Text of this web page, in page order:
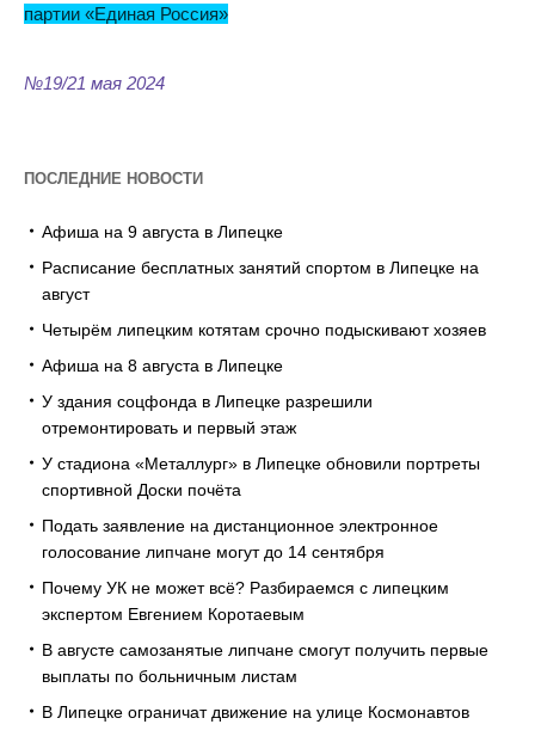
партии «Единая Россия»
№19/21 мая 2024
ПОСЛЕДНИЕ НОВОСТИ
Афиша на 9 августа в Липецке
Расписание бесплатных занятий спортом в Липецке на
август
Четырём липецким котятам срочно подыскивают хозяев
Афиша на 8 августа в Липецке
У здания соцфонда в Липецке разрешили
отремонтировать и первый этаж
У стадиона «Металлург» в Липецке обновили портреты
спортивной Доски почёта
Подать заявление на дистанционное электронное
голосование липчане могут до 14 сентября
Почему УК не может всё? Разбираемся с липецким
экспертом Евгением Коротаевым
В августе самозанятые липчане смогут получить первые
выплаты по больничным листам
В Липецке ограничат движение на улице Космонавтов